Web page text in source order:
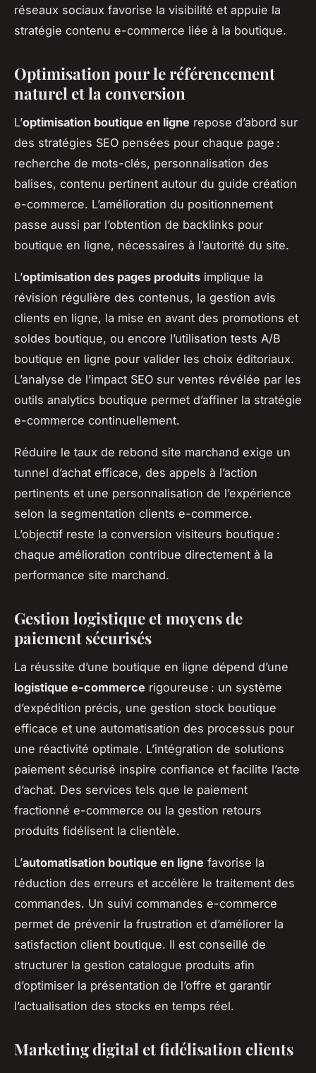
réseaux sociaux favorise la visibilité et appuie la
stratégie contenu e-commerce liée à la boutique.
Optimisation pour le référencement
naturel et la conversion
L’optimisation boutique en ligne repose d’abord sur
des stratégies SEO pensées pour chaque page :
recherche de mots-clés, personnalisation des
balises, contenu pertinent autour du guide création
e-commerce. L’amélioration du positionnement
passe aussi par l’obtention de backlinks pour
boutique en ligne, nécessaires à l’autorité du site.
L’optimisation des pages produits implique la
révision régulière des contenus, la gestion avis
clients en ligne, la mise en avant des promotions et
soldes boutique, ou encore l’utilisation tests A/B
boutique en ligne pour valider les choix éditoriaux.
L’analyse de l’impact SEO sur ventes révélée par les
outils analytics boutique permet d’affiner la stratégie
e-commerce continuellement.
Réduire le taux de rebond site marchand exige un
tunnel d’achat efficace, des appels à l’action
pertinents et une personnalisation de l’expérience
selon la segmentation clients e-commerce.
L’objectif reste la conversion visiteurs boutique :
chaque amélioration contribue directement à la
performance site marchand.
Gestion logistique et moyens de
paiement sécurisés
La réussite d’une boutique en ligne dépend d’une
logistique e-commerce rigoureuse : un système
d’expédition précis, une gestion stock boutique
efficace et une automatisation des processus pour
une réactivité optimale. L’intégration de solutions
paiement sécurisé inspire confiance et facilite l’acte
d’achat. Des services tels que le paiement
fractionné e-commerce ou la gestion retours
produits fidélisent la clientèle.
L’automatisation boutique en ligne favorise la
réduction des erreurs et accélère le traitement des
commandes. Un suivi commandes e-commerce
permet de prévenir la frustration et d’améliorer la
satisfaction client boutique. Il est conseillé de
structurer la gestion catalogue produits afin
d’optimiser la présentation de l’offre et garantir
l’actualisation des stocks en temps réel.
Marketing digital et fidélisation clients